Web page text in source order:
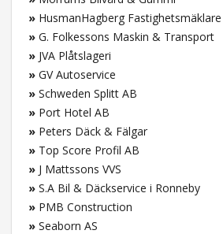
» HusmanHagberg
» G. Folkessons Maskin & Transport
» JVA Plåtslageri
» GV Autoservice
» Schweden Splitt AB
» Port Hotel AB
» Peters Däck & Fälgar
» Top Score Profil AB
» J Mattssons VVS
» S.A Bil & Däckservice i Ronneby
» PMB Construction
» Seaborn AS